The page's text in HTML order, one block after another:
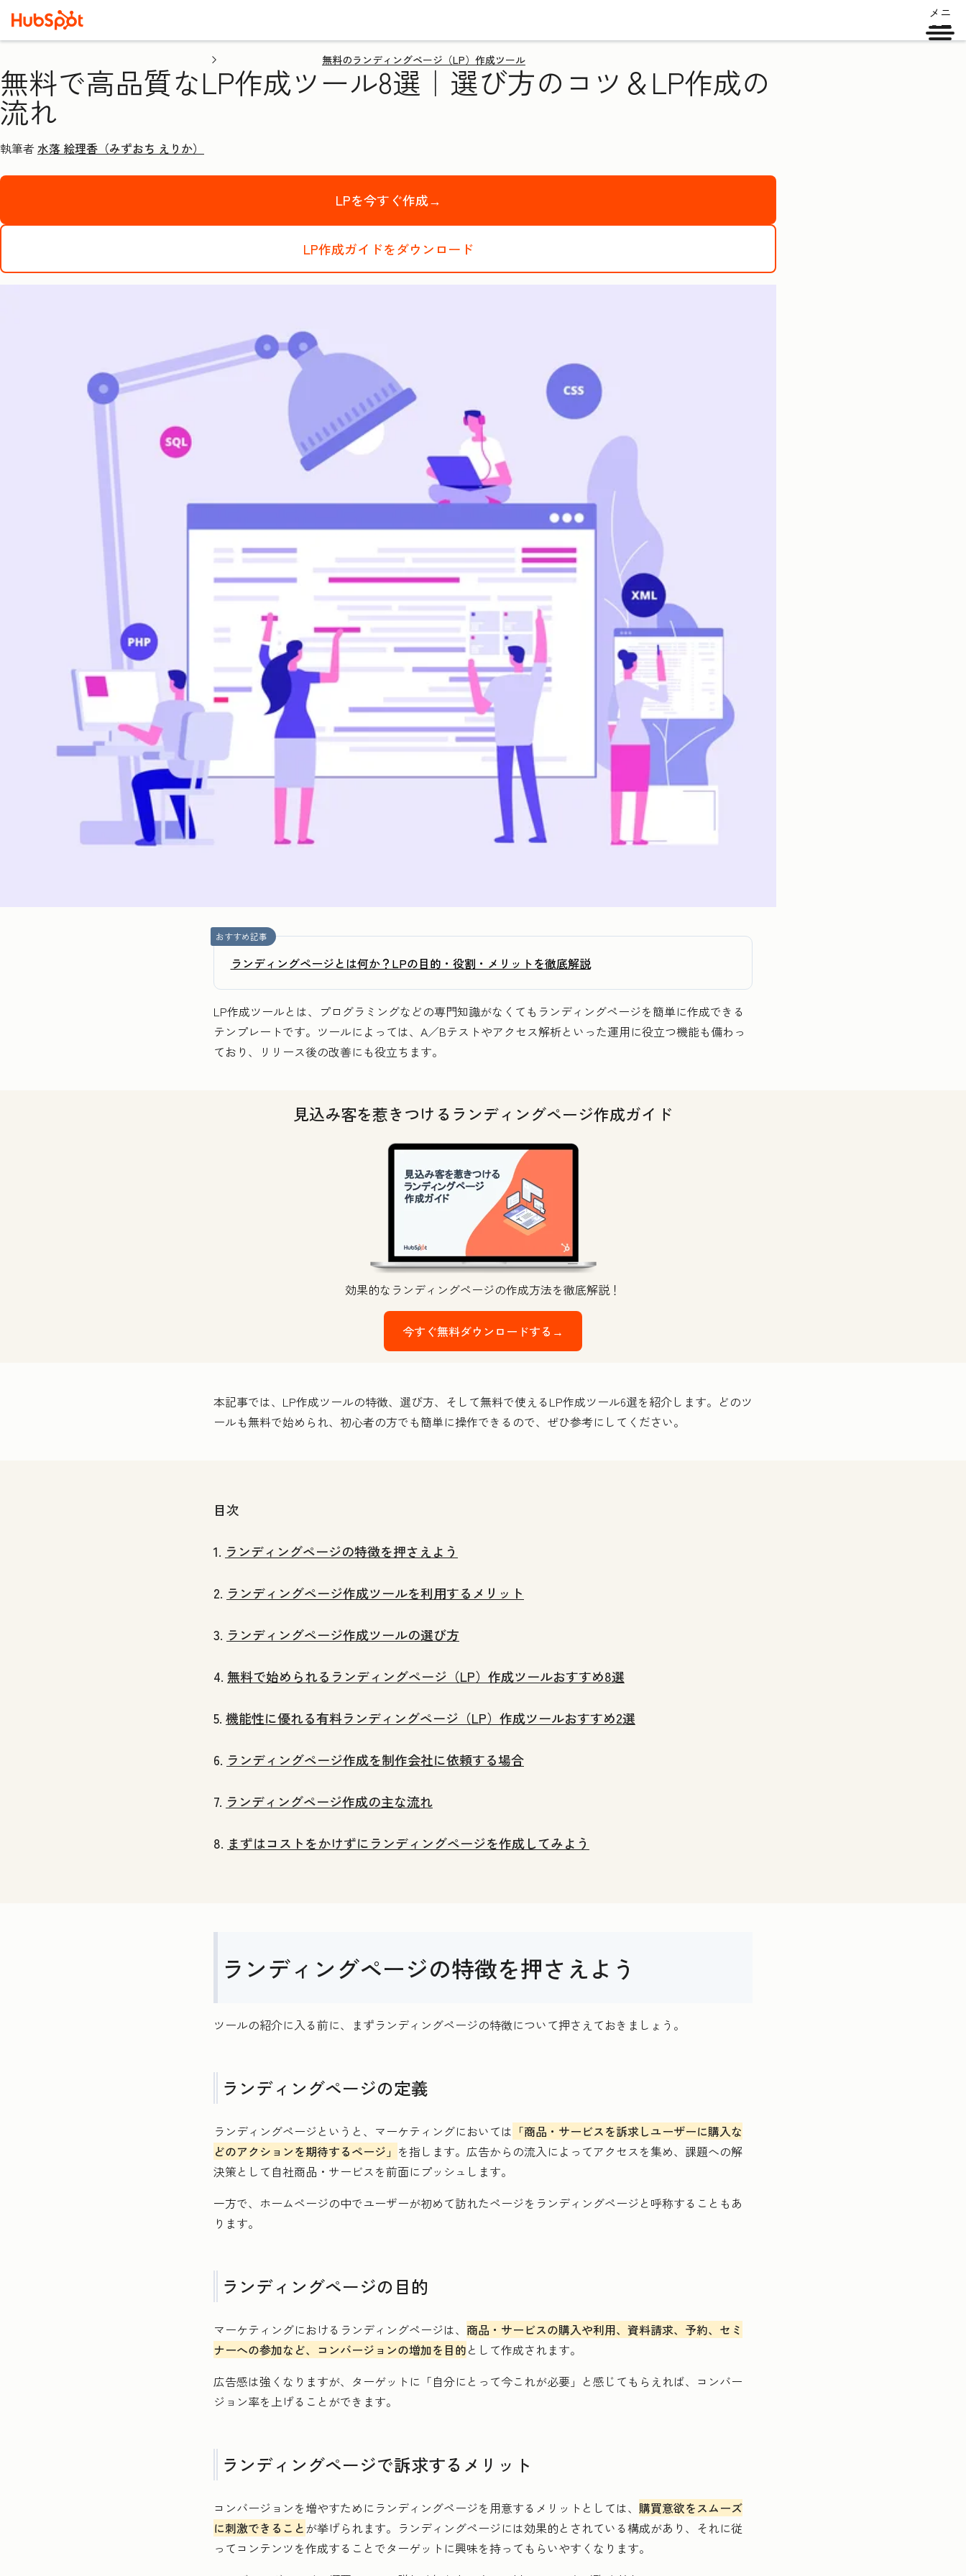
メニ
ュー
無料のランディングページ（LP）作成ツール
無料で高品質なLP作成ツール8選｜選び方のコツ＆LP作成の
流れ
執筆者水落 絵理香（みずおち えりか）
LPを今すぐ作成→
LP作成ガイドをダウンロード
おすすめ記事
ランディングページとは何か？LPの目的・役割・メリットを徹底解説
LP作成ツールとは、プログラミングなどの専門知識がなくてもランディングページを簡単に作成できる
テンプレートです。ツールによっては、A／Bテストやアクセス解析といった運用に役立つ機能も備わっ
ており、リリース後の改善にも役立ちます。
見込み客を惹きつけるランディングページ作成ガイド
効果的なランディングページの作成方法を徹底解説！
今すぐ無料ダウンロードする→
本記事では、LP作成ツールの特徴、選び方、そして無料で使えるLP作成ツール6選を紹介します。どのツ
ールも無料で始められ、初心者の方でも簡単に操作できるので、ぜひ参考にしてください。
目次
1. ランディングページの特徴を押さえよう
2. ランディングページ作成ツールを利用するメリット
3. ランディングページ作成ツールの選び方
4. 無料で始められるランディングページ（LP）作成ツールおすすめ8選
5. 機能性に優れる有料ランディングページ（LP）作成ツールおすすめ2選
6. ランディングページ作成を制作会社に依頼する場合
7. ランディングページ作成の主な流れ
8. まずはコストをかけずにランディングページを作成してみよう
ランディングページの特徴を押さえよう
ツールの紹介に入る前に、まずランディングページの特徴について押さえておきましょう。
ランディングページの定義
ランディングページというと、マーケティングにおいては 「商品・サービスを訴求しユーザーに購入な
どのアクションを期待するページ」 を指します。広告からの流入によってアクセスを集め、課題への解
決策として自社商品・サービスを前面にプッシュします。
一方で、ホームページの中でユーザーが初めて訪れたページをランディングページと呼称することもあ
ります。
ランディングページの目的
マーケティングにおけるランディングページは、 商品・サービスの購入や利用、資料請求、予約、セミ
ナーへの参加など、コンバージョンの増加を目的として作成されます。
広告感は強くなりますが、ターゲットに「自分にとって今これが必要」と感じてもらえれば、コンバー
ジョン率を上げることができます。
ランディングページで訴求するメリット
コンバージョンを増やすためにランディングページを用意するメリットとしては、 購買意欲をスムーズ
に刺激できることが挙げられます。ランディングページには効果的とされている構成があり、それに従
ってコンテンツを作成することでターゲットに興味を持ってもらいやすくなります。